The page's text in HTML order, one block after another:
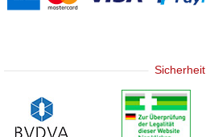
Sicherheit